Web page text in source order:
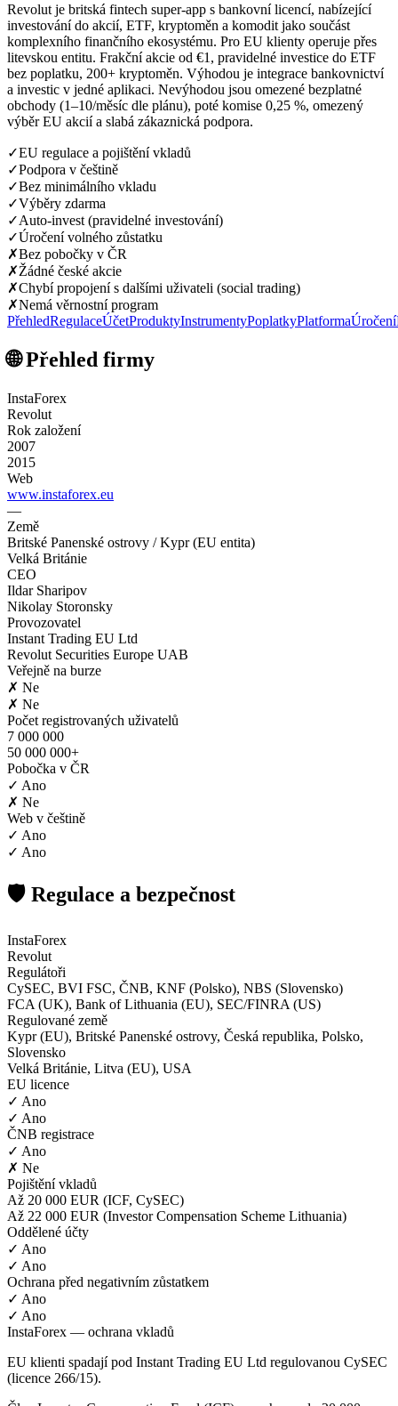
Revolut je britská fintech super-app s bankovní licencí, nabízející
investování do akcií, ETF, kryptoměn a komodit jako součást
komplexního finančního ekosystému. Pro EU klienty operuje přes
litevskou entitu. Frakční akcie od €1, pravidelné investice do ETF
bez poplatku, 200+ kryptoměn. Výhodou je integrace bankovnictví
a investic v jedné aplikaci. Nevýhodou jsou omezené bezplatné
obchody (1–10/měsíc dle plánu), poté komise 0,25 %, omezený
výběr EU akcií a slabá zákaznická podpora.
✓EU regulace a pojištění vkladů
✓Podpora v češtině
✓Bez minimálního vkladu
✓Výběry zdarma
✓Auto-invest (pravidelné investování)
✓Úročení volného zůstatku
✗Bez pobočky v ČR
✗Žádné české akcie
✗Chybí propojení s dalšími uživateli (social trading)
✗Nemá věrnostní program
PřehledRegulaceÚčetProduktyInstrumentyPoplatkyPlatformaÚročení
🌐 Přehled firmy
InstaForex
Revolut
Rok založení
2007
2015
Web
www.instaforex.eu
—
Země
Britské Panenské ostrovy / Kypr (EU entita)
Velká Británie
CEO
Ildar Sharipov
Nikolay Storonsky
Provozovatel
Instant Trading EU Ltd
Revolut Securities Europe UAB
Veřejně na burze
✗ Ne
✗ Ne
Počet registrovaných uživatelů
7 000 000
50 000 000+
Pobočka v ČR
✓ Ano
✗ Ne
Web v češtině
✓ Ano
✓ Ano
🛡️ Regulace a bezpečnost
InstaForex
Revolut
Regulátoři
CySEC, BVI FSC, ČNB, KNF (Polsko), NBS (Slovensko)
FCA (UK), Bank of Lithuania (EU), SEC/FINRA (US)
Regulované země
Kypr (EU), Britské Panenské ostrovy, Česká republika, Polsko,
Slovensko
Velká Británie, Litva (EU), USA
EU licence
✓ Ano
✓ Ano
ČNB registrace
✓ Ano
✗ Ne
Pojištění vkladů
Až 20 000 EUR (ICF, CySEC)
Až 22 000 EUR (Investor Compensation Scheme Lithuania)
Oddělené účty
✓ Ano
✓ Ano
Ochrana před negativním zůstatkem
✓ Ano
✓ Ano
InstaForex — ochrana vkladů
EU klienti spadají pod Instant Trading EU Ltd regulovanou CySEC
(licence 266/15).